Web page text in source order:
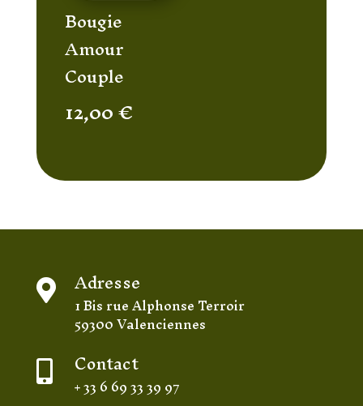
Bougie
Amour
Couple
12,00€
 Adresse
1 Bis rue Alphonse Terroir
59300 Valenciennes
 Contact
+ 33 6 69 33 39 97